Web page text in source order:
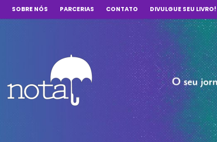
SOBRE NÓS PARCERIAS CONTATO DIVULGUE SEU LIVRO!